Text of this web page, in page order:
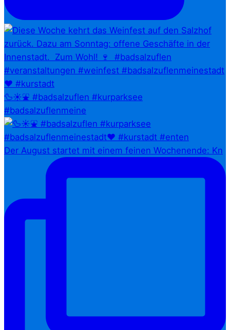
🦆☀️⛲ #badsalzuflen #kurparksee
#badsalzuflenmeine
Der August startet mit einem feinen Wochenende: Kn